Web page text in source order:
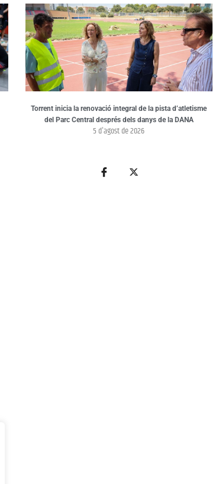
Torrent inicia la renovació integral de la pista d’atletisme
del Parc Central després dels danys de la DANA
5 d'agost de 2026